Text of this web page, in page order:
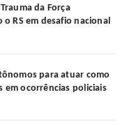
da Força
RS em desafio nacional
para atuar como
em ocorrências policiais